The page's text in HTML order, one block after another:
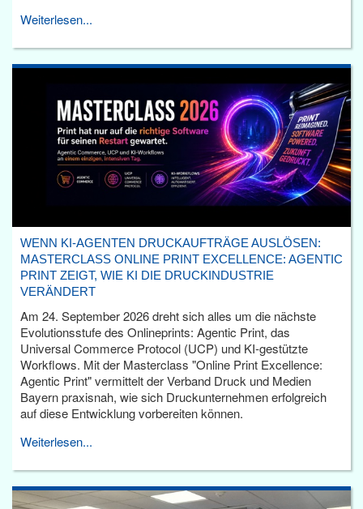
Weiterlesen...
WENN KI-AGENTEN DRUCKAUFTRÄGE AUSLÖSEN:
MASTERCLASS ONLINE PRINT EXCELLENCE: AGENTIC
PRINT ZEIGT, WIE KI DIE DRUCKINDUSTRIE
VERÄNDERT
Am 24. September 2026 dreht sich alles um die nächste
Evolutionsstufe des Onlineprints: Agentic Print, das
Universal Commerce Protocol (UCP) und KI-gestützte
Workflows. Mit der Masterclass "Online Print Excellence:
Agentic Print" vermittelt der Verband Druck und Medien
Bayern praxisnah, wie sich Druckunternehmen erfolgreich
auf diese Entwicklung vorbereiten können.
Weiterlesen...